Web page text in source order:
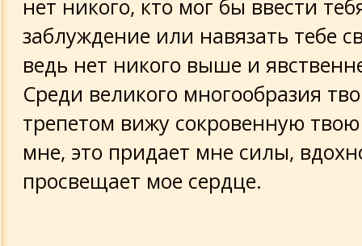
нет никого, кто мог бы ввести
заблуждение или навязать тебе
ведь нет никого выше и
Среди великого многообразия
трепетом вижу сокровенную твою
мне, это придает мне силы,
просвещает мое сердце.